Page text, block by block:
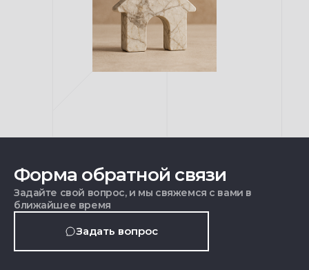
Форма обратной связи
Задайте свой вопрос, и мы свяжемся с вами в
ближайшее время
Задать вопрос